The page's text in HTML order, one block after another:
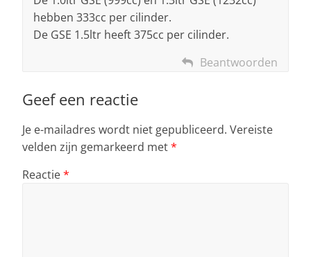
hebben 333cc per cilinder.
De GSE 1.5ltr heeft 375cc per cilinder.
Beantwoorden
Geef een reactie
Je e-mailadres wordt niet gepubliceerd. Vereiste
velden zijn gemarkeerd met*
Reactie*